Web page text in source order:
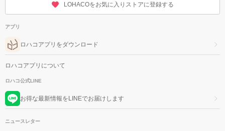
LOHACOをお気に入りストアに登録する
アプリ
ロハコアプリをダウンロード
ロハコアプリについて
ロハコ公式LINE
お得な最新情報をLINEでお届けします
ニュースレター